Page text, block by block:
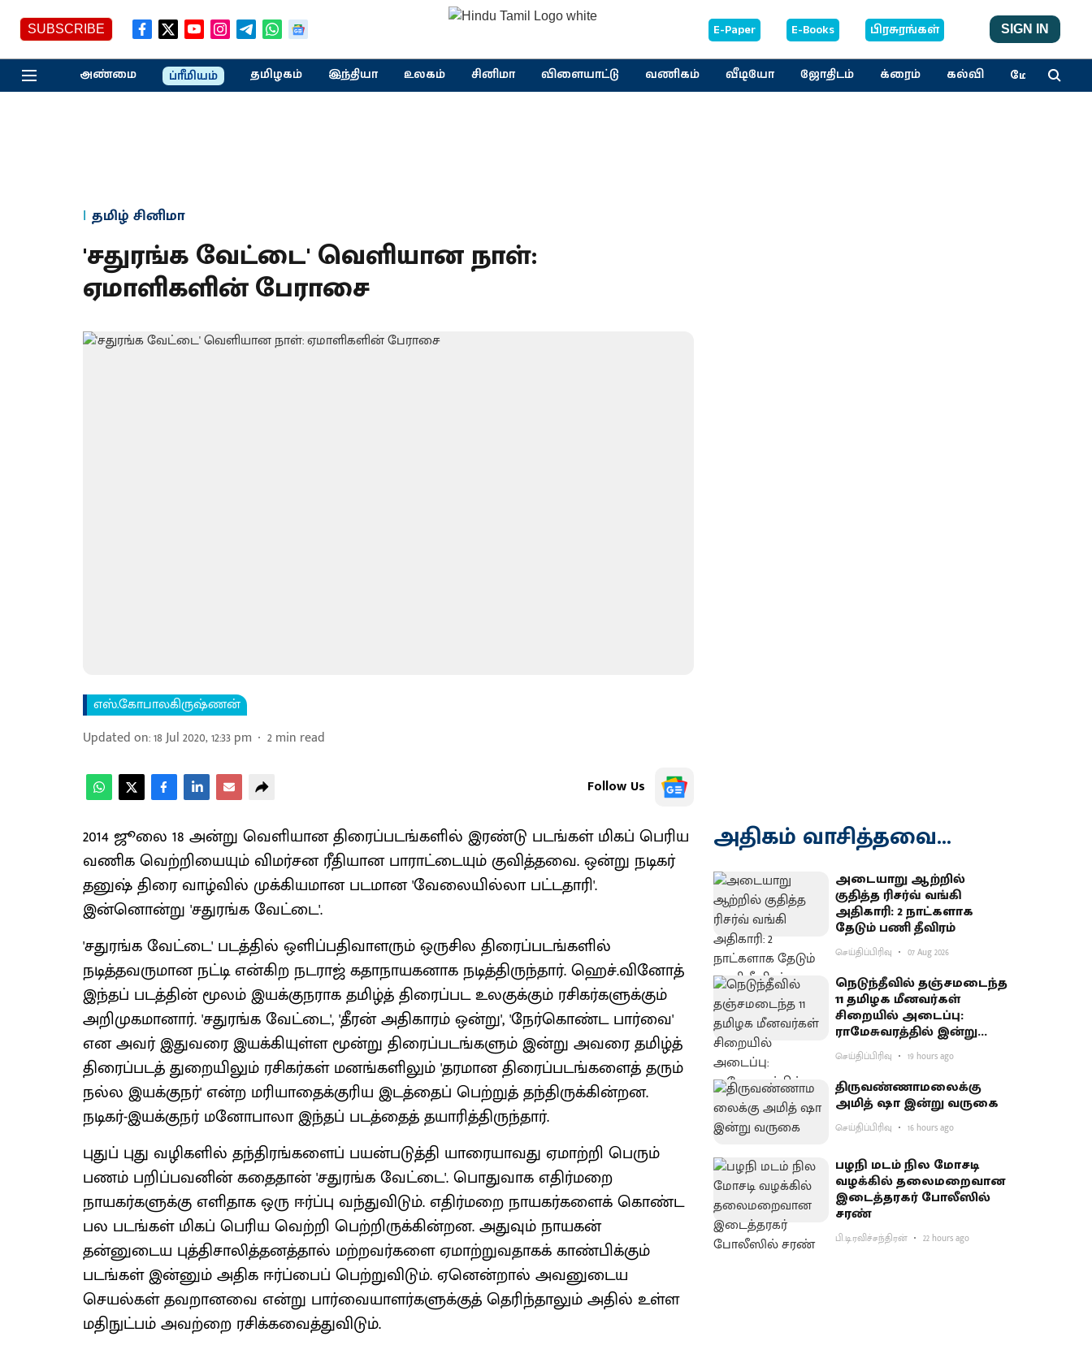
SUBSCRIBE E-Paper E-Books பிரசுரங்கள் SIGN IN
அண்மை ப்ரீமியம் தமிழகம் இந்தியா உலகம் சினிமா விளையாட்டு வணிகம் வீடியோ ஜோதிடம் க்ரைம் கல்வி மேலும்
தமிழ் சினிமா
'சதுரங்க வேட்டை' வெளியான நாள்:
ஏமாளிகளின் பேராசை
எஸ்.கோபாலகிருஷ்ணன்
Updated on:18 Jul 2020, 12:33 pm 2min read
Follow Us
2014 ஜூலை 18 அன்று வெளியான திரைப்படங்களில் இரண்டு படங்கள் மிகப் பெரிய
வணிக வெற்றியையும் விமர்சன ரீதியான பாராட்டையும் குவித்தவை. ஒன்று நடிகர்
தனுஷ் திரை வாழ்வில் முக்கியமான படமான 'வேலையில்லா பட்டதாரி'.
இன்னொன்று 'சதுரங்க வேட்டை'.
'சதுரங்க வேட்டை' படத்தில் ஒளிப்பதிவாளரும் ஒருசில திரைப்படங்களில்
நடித்தவருமான நட்டி என்கிற நடராஜ் கதாநாயகனாக நடித்திருந்தார். ஹெச்.வினோத்
இந்தப் படத்தின் மூலம் இயக்குநராக தமிழ்த் திரைப்பட உலகுக்கும் ரசிகர்களுக்கும்
அறிமுகமானார். 'சதுரங்க வேட்டை', 'தீரன் அதிகாரம் ஒன்று', 'நேர்கொண்ட பார்வை'
என அவர் இதுவரை இயக்கியுள்ள மூன்று திரைப்படங்களும் இன்று அவரை தமிழ்த்
திரைப்படத் துறையிலும் ரசிகர்கள் மனங்களிலும் 'தரமான திரைப்படங்களைத் தரும்
நல்ல இயக்குநர்' என்ற மரியாதைக்குரிய இடத்தைப் பெற்றுத் தந்திருக்கின்றன.
நடிகர்-இயக்குநர் மனோபாலா இந்தப் படத்தைத் தயாரித்திருந்தார்.
புதுப் புது வழிகளில் தந்திரங்களைப் பயன்படுத்தி யாரையாவது ஏமாற்றி பெரும்
பணம் பறிப்பவனின் கதைதான் 'சதுரங்க வேட்டை'. பொதுவாக எதிர்மறை
நாயகர்களுக்கு எளிதாக ஒரு ஈர்ப்பு வந்துவிடும். எதிர்மறை நாயகர்களைக் கொண்ட
பல படங்கள் மிகப் பெரிய வெற்றி பெற்றிருக்கின்றன. அதுவும் நாயகன்
தன்னுடைய புத்திசாலித்தனத்தால் மற்றவர்களை ஏமாற்றுவதாகக் காண்பிக்கும்
படங்கள் இன்னும் அதிக ஈர்ப்பைப் பெற்றுவிடும். ஏனென்றால் அவனுடைய
செயல்கள் தவறானவை என்று பார்வையாளர்களுக்குத் தெரிந்தாலும் அதில் உள்ள
மதிநுட்பம் அவற்றை ரசிக்கவைத்துவிடும்.
அதிகம் வாசித்தவை...
அடையாறு ஆற்றில்
குதித்த ரிசர்வ் வங்கி
அதிகாரி: 2 நாட்களாக
தேடும் பணி தீவிரம்
செய்திப்பிரிவு 07 Aug 2026
நெடுந்தீவில் தஞ்சமடைந்த
11 தமிழக மீனவர்கள்
சிறையில் அடைப்பு:
ராமேசுவரத்தில் இன்று
வேலைநிறுத்தம்
செய்திப்பிரிவு 19 hours ago
திருவண்ணாமலைக்கு
அமித் ஷா இன்று வருகை
செய்திப்பிரிவு 16 hours ago
பழநி மடம் நில மோசடி
வழக்கில் தலைமறைவான
இடைத்தரகர் போலீஸில்
சரண்
பி.டி.ரவிச்சந்திரன் 22 hours ago